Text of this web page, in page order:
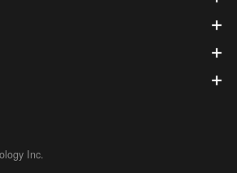
Inc.